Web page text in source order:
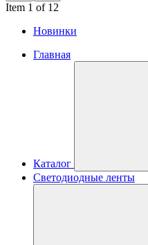
Item 1 of 12
Новинки
Главная
Каталог
Светодиодные ленты